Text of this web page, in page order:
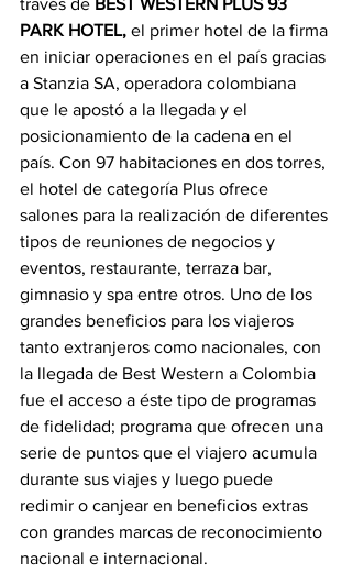
través de BEST WESTERN PLUS 93
PARK HOTEL, el primer hotel de la firma
en iniciar operaciones en el país gracias
a Stanzia SA, operadora colombiana
que le apostó a la llegada y el
posicionamiento de la cadena en el
país. Con 97 habitaciones en dos torres,
el hotel de categoría Plus ofrece
salones para la realización de diferentes
tipos de reuniones de negocios y
eventos, restaurante, terraza bar,
gimnasio y spa entre otros. Uno de los
grandes beneficios para los viajeros
tanto extranjeros como nacionales, con
la llegada de Best Western a Colombia
fue el acceso a éste tipo de programas
de fidelidad; programa que ofrecen una
serie de puntos que el viajero acumula
durante sus viajes y luego puede
redimir o canjear en beneficios extras
con grandes marcas de reconocimiento
nacional e internacional.